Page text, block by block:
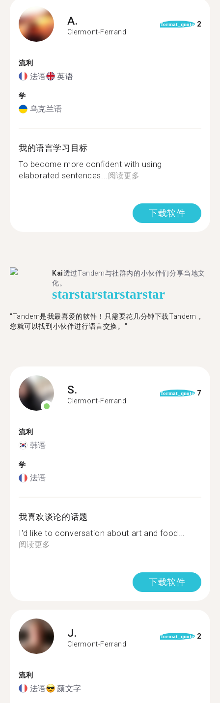
A.
Clermont-Ferrand
format_quote 2
流利
法语 英语
学
乌克兰语
我的语言学习目标
To become more confident with using
elaborated sentences...阅读更多
下载软件
Kai透过Tandem与社群内的小伙伴们分享当地文
化。
starstarstarstarstar
"Tandem是我最喜爱的软件！只需要花几分钟下载Tandem，
您就可以找到小伙伴进行语言交换。"
S.
Clermont-Ferrand
format_quote 7
流利
韩语
学
法语
我喜欢谈论的话题
I'd like to conversation about art and food...
阅读更多
下载软件
J.
Clermont-Ferrand
format_quote 2
流利
法语 颜文字